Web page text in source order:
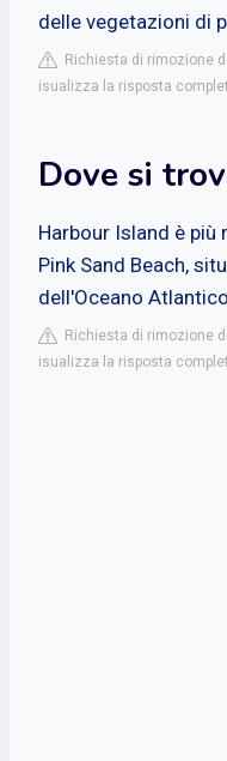
delle vegetazioni di
Richiesta di rimozione
isualizza la risposta
Dove si
Harbour Island è più
Pink Sand Beach,
dell'Oceano
Richiesta di rimozione
isualizza la risposta